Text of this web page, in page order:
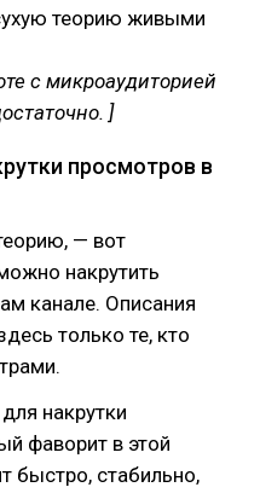
теорию живыми
с микроаудиторией
]
просмотров в
— вот
накрутить
канале. Описания
только те, кто
накрутки
фаворит в этой
быстро, стабильно,